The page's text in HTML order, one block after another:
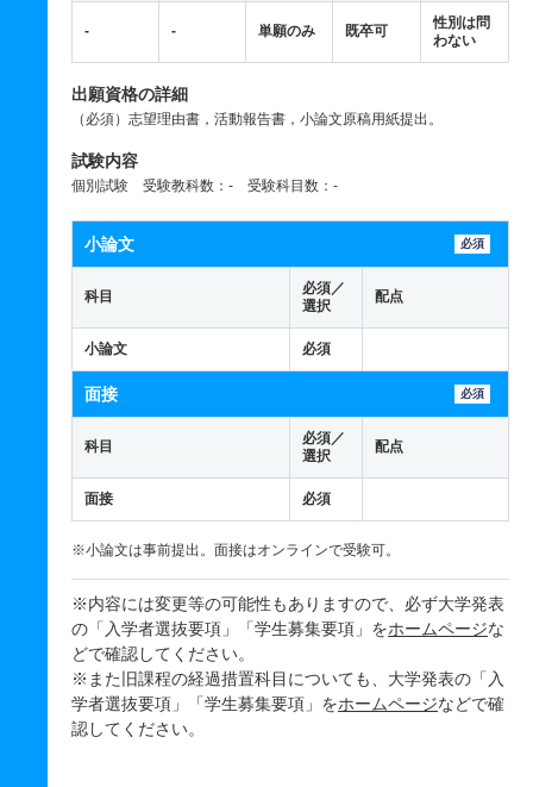
- - 単願のみ 既卒可
性別は問
わない
出願資格の詳細
（必須）志望理由書，活動報告書，小論文原稿用紙提出。
試験内容
個別試験 受験教科数：- 受験科目数：-
小論文 必須
科目
必須／
選択
配点
小論文 必須
面接 必須
科目
必須／
選択
配点
面接 必須
※小論文は事前提出。面接はオンラインで受験可。
※内容には変更等の可能性もありますので、必ず大学発表
の「入学者選抜要項」「学生募集要項」をホームページな
どで確認してください。
※また旧課程の経過措置科目についても、大学発表の「入
学者選抜要項」「学生募集要項」をホームページなどで確
認してください。